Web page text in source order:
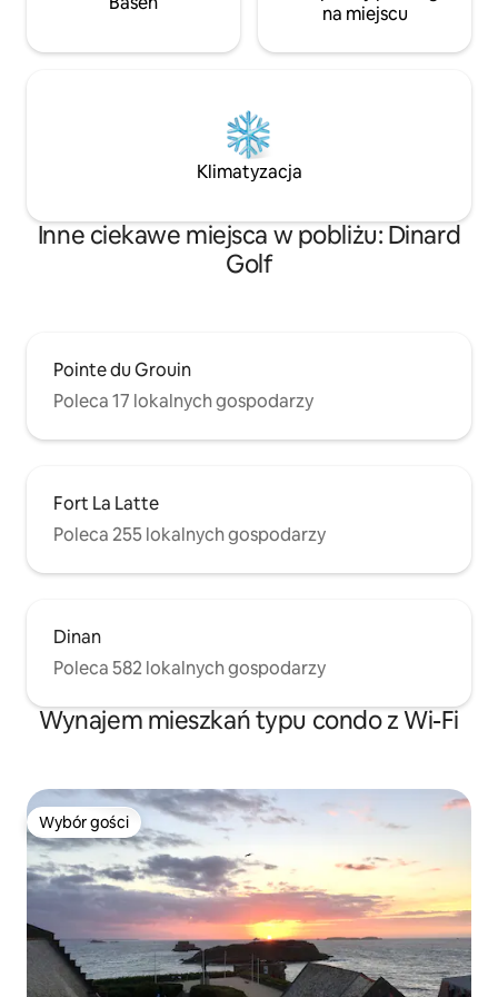
na miejscu
Klimatyzacja
Inne ciekawe miejsca w pobliżu: Dinard
Golf
Pointe du Grouin
Poleca 17 lokalnych gospodarzy
Fort La Latte
Poleca 255 lokalnych gospodarzy
Dinan
Poleca 582 lokalnych gospodarzy
Wynajem mieszkań typu condo z Wi-Fi
Wybór gości
Wybór gości